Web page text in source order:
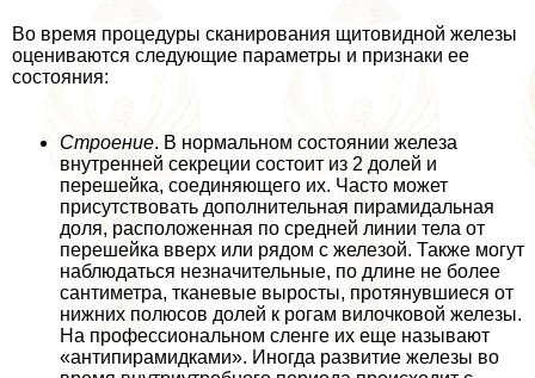
Во время процедуры сканирования щитовидной железы
оцениваются следующие параметры и признаки ее
состояния:
Строение. В нормальном состоянии железа
внутренней секреции состоит из 2 долей и
перешейка, соединяющего их. Часто может
присутствовать дополнительная пирамидальная
доля, расположенная по средней линии тела от
перешейка вверх или рядом с железой. Также могут
наблюдаться незначительные, по длине не более
сантиметра, тканевые выросты, протянувшиеся от
нижних полюсов долей к рогам вилочковой железы.
На профессиональном сленге их еще называют
«антипирамидками». Иногда развитие железы во